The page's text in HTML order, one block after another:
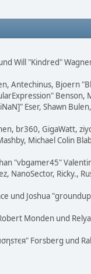
Will "Kindred"
Antechinus, Bjoern
Eser, Shawn
br360, GigaWatt,
Michael Colin
"vbgamer45"
NanoSector, Ricky.,
und Joshua
Monden und
Forsberg und